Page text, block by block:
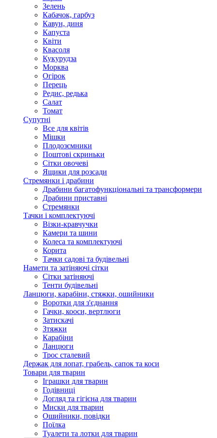
Зелень
Кабачок, гарбуз
Кавун, диня
Капуста
Квіти
Квасоля
Кукурудза
Морква
Огірок
Перець
Редис, редька
Салат
Томат
Супутні
Все для квітів
Мішки
Плодозємники
Поштові скриньки
Сітки овочеві
Ящики для розсади
Стремянки і драбини
Драбини багатофункціональні та трансформери
Драбини приставні
Стремянки
Тачки і комплектуючі
Візки-кравчучки
Камери та шини
Колеса та комплектуючі
Корита
Тачки садові та будівельні
Намети та затіняючі сітки
Сітки затіняючі
Тенти будівельні
Ланцюги, карабіни, стяжки, ошийники
Воротки для з'єднання
Гачки, кооси, вертлюги
Затискачі
Зтяжки
Карабіни
Ланцюги
Трос сталевий
Держак для лопат, грабель, сапок та коси
Товари для тварин
Іграшки для тварин
Годівниці
Догляд та гігієна для тварин
Миски для тварин
Ошийники, повідки
Поїлка
Туалети та лотки для тварин